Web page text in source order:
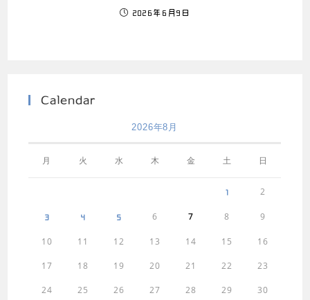
2026年6月9日
Calendar
2026年8月
月 火 水 木 金 土 日
1 2
3 4 5 6 7 8 9
10 11 12 13 14 15 16
17 18 19 20 21 22 23
24 25 26 27 28 29 30